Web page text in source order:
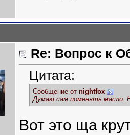
Re: Вопрос к
Цитата:
Сообщение от nightfox
Думаю сам поменять масло.
Вот это ща